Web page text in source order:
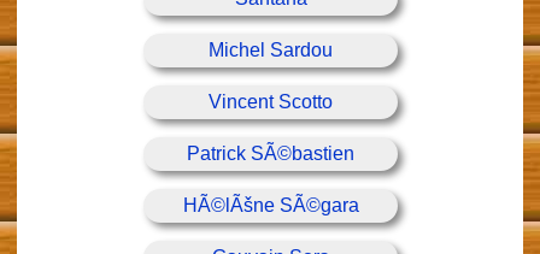
Michel Sardou
Vincent Scotto
Patrick SÃ©bastien
HÃ©lÃšne SÃ©gara